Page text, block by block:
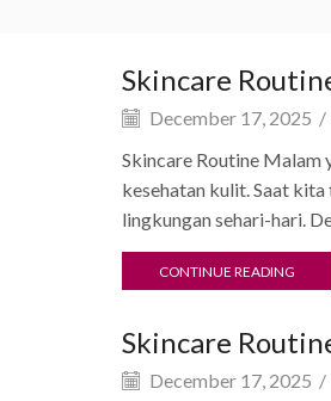
Skincare
December 17, 2025 /
Skincare Routine Malam
kesehatan kulit. Saat
lingkungan sehari-hari.
CONTINUE READING
Skincare
December 17, 2025 /